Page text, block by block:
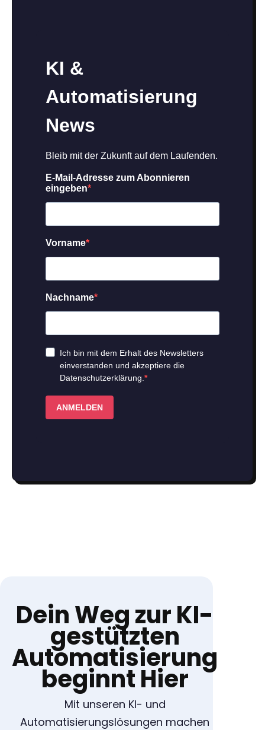
Dein Weg zur KI-
gestützten
Automatisierung
beginnt Hier
Mit unseren KI- und
Automatisierungslösungen machen